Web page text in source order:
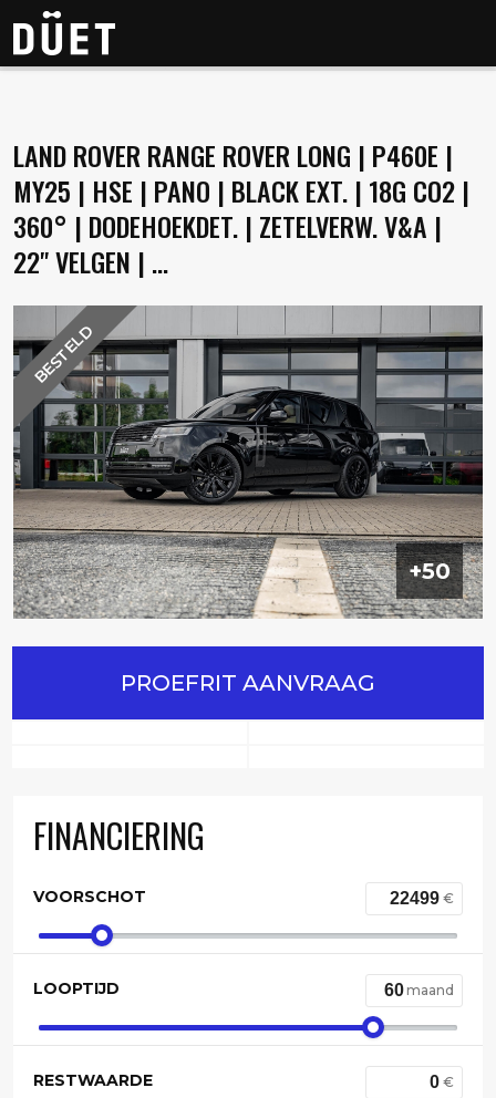
OVER DUET
CONTACT
LAND ROVER RANGE ROVER LONG | P460E |
MY25 | HSE | PANO | BLACK EXT. | 18G CO2 |
360° | DODEHOEKDET. | ZETELVERW. V&A |
22" VELGEN | ...
BESTELD
+50
PROEFRIT AANVRAAG
FINANCIERING
VOORSCHOT €
LOOPTIJD maand
RESTWAARDE €